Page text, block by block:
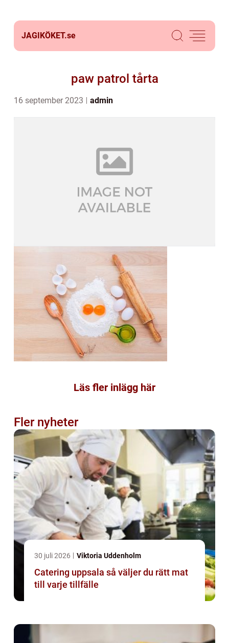
JAGIKÖKET.se
paw patrol tårta
16 september 2023 admin
Läs fler inlägg här
Fler nyheter
30 juli 2026 Viktoria Uddenholm
Catering uppsala så väljer du rätt mat
till varje tillfälle